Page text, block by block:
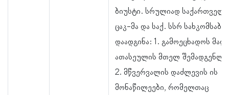
ბიუსტი. სრულიად
ცაკ-მა და საქ. სსრ
დაადგინა: 1. გამოეცხადოს
ათასეულის მთელ
2. მწვერვალის დაძლევის ის
მონაწილეები, რომელთაც